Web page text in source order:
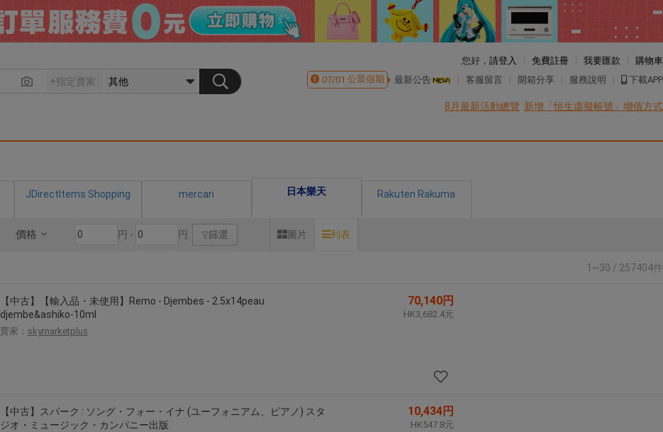
您好， 請登入 免費註冊 我要匯款
購物車
07/01 公眾假期 最新公告 客服留言 開箱分享 服務說明 下載APP
8月最新活動總覽 新增「恒生虛擬帳號」增值方式
JDirectItems Shopping mercari 日本樂天 Rakuten Rakuma
價格 円 - 円 篩選 圖片 列表
1~30 / 257404件
【中古】【輸入品・未使用】Remo - Djembes - 2.5x14peau
djembe&ashiko-10ml
賣家： skymarketplus
70,140円
HK3,682.4元
【中古】スパーク : ソング・フォー・イナ (ユーフォニアム、ピアノ) スタ
ジオ・ミュージック・カンパニー出版
10,434円
HK547.8元